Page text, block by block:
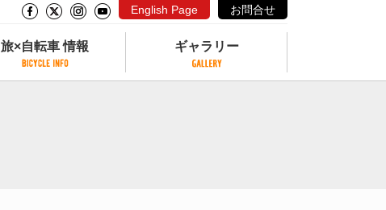
English Page お問合せ
旅×自転車 情報 ギャラリー